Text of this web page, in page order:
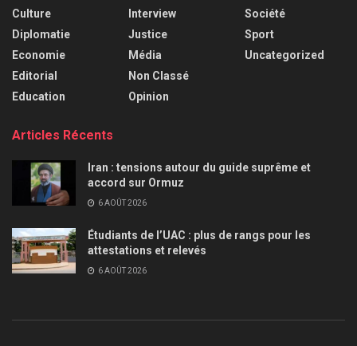
Culture
Diplomatie
Economie
Editorial
Education
Interview
Justice
Média
Non Classé
Opinion
Société
Sport
Uncategorized
Articles Récents
Iran : tensions autour du guide suprême et
accord sur Ormuz
6 AOÛT 2026
Étudiants de l’UAC : plus de rangs pour les
attestations et relevés
6 AOÛT 2026